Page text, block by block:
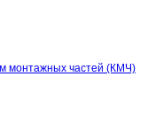
монтажных частей (КМЧ)